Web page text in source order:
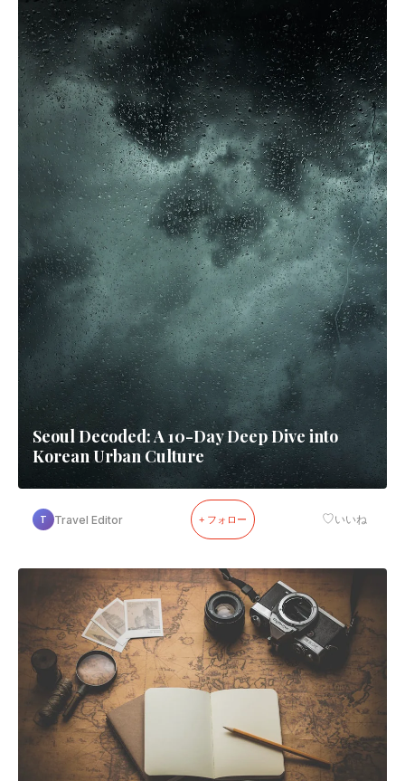
Seoul Decoded: A 10-Day Deep Dive into
Korean Urban Culture
T Travel Editor + フォロー ♡いいね